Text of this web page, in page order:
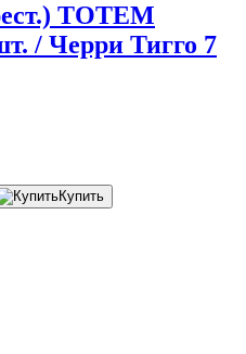
TOTEM
/ Черри Тигго 7
Купить